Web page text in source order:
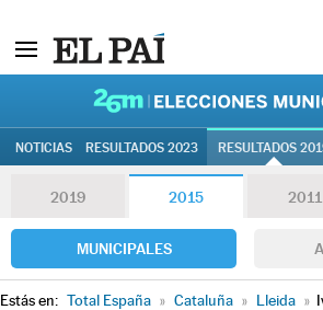
NOTICIAS RESULTADOS 2023 RESULTADOS
2019 2015 2011
MUNICIPALES
Estás en: Total España » Cataluña » Lleida »